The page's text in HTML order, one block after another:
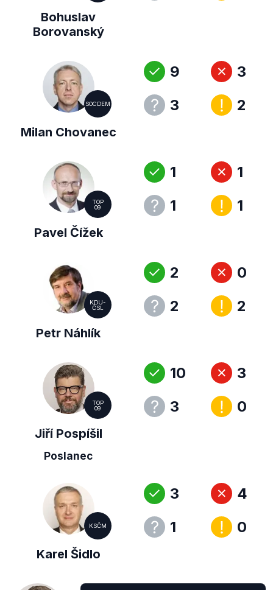
Bohuslav
Borovanský
SOCDEM
Milan Chovanec
9
3
3
2
TOP
09
Pavel Čížek
1
1
1
1
KDU-
ČSL
Petr Náhlík
2
2
0
2
TOP
09
Jiří Pospíšil
Poslanec
10
3
3
0
KSČM
Karel Šidlo
3
1
4
0